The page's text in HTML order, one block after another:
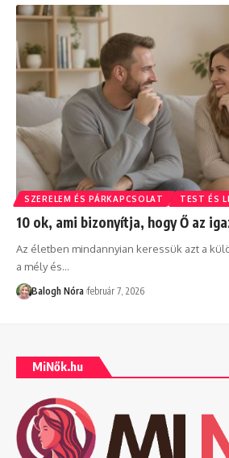
SZERELEM ÉS PÁRKAPCSOLAT TEST ÉS
10 ok, ami bizonyítja, hogy Ő az
Az életben mindannyian keressük azt a
a mély és…
Balogh Nóra február 7, 2026
MiNők.hu